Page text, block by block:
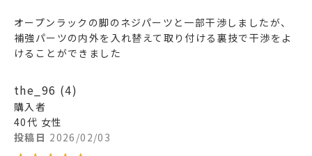
オープンラックの脚のネジパーツと一部干渉しましたが、
補強パーツの内外を入れ替えて取り付ける裏技で干渉をよ
けることができました
the_96 4
購入者
40代 女性
投稿日 2026/02/03